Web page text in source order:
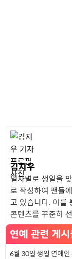
김지우
일자별로 생일을
로 작성하여 팬들
고 있습니다. 이를
콘텐츠를 꾸준히
연예 관련 게시
6월 30일 생일 연예